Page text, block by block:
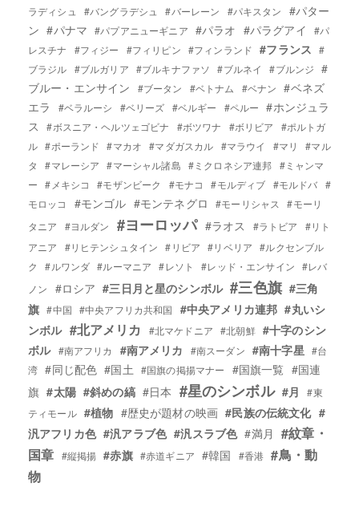
ラディシュ
#バングラデシュ #バーレーン #パキスタン
#パター
ン #パナマ #パプアニューギニア #パラオ #パラグアイ
#パ
レスチナ
#フィジー #フィリピン #フィンランド #フランス
#
ブラジル #ブルガリア #ブルキナファソ #ブルネイ #ブルンジ
#
ブルー・エンサイン
#ブータン #ベトナム #ベナン
#ベネズ
エラ
#ベラルーシ #ベリーズ #ベルギー #ペルー
#ホンジュラ
ス
#ボスニア・ヘルツェゴビナ #ボツワナ #ボリビア
#ポルトガ
ル #ポーランド #マカオ #マダガスカル #マラウイ #マリ
#マル
タ
#マレーシア #マーシャル諸島 #ミクロネシア連邦 #ミャンマ
ー
#メキシコ #モザンビーク #モナコ #モルディブ #モルドバ #
モロッコ
#モンゴル #モンテネグロ #モーリシャス
#モーリ
タニア
#ヨルダン #ヨーロッパ #ラオス #ラトビア
#リト
アニア
#リヒテンシュタイン #リビア #リベリア
#ルクセンブル
ク
#ルワンダ #ルーマニア #レソト #レッド・エンサイン #レバ
ノン
#ロシア #三日月と星のシンボル #三色旗 #三角
旗 #中国 #中央アフリカ共和国 #中央アメリカ連邦 #丸いシ
ンボル #北アメリカ #北マケドニア #北朝鮮 #十字のシン
ボル #南アフリカ #南アメリカ #南スーダン #南十字星 #台
湾 #同じ配色 #国土 #国旗の掲揚マナー #国旗一覧 #国連
旗 #太陽 #斜めの縞 #日本 #星のシンボル #月
#東
ティモール #植物 #歴史が題材の映画 #民族の伝統文化 #
汎アフリカ色 #汎アラブ色 #汎スラブ色 #満月
#紋章・
国章 #縦掲揚 #赤旗 #赤道ギニア #韓国 #香港 #鳥・動
物